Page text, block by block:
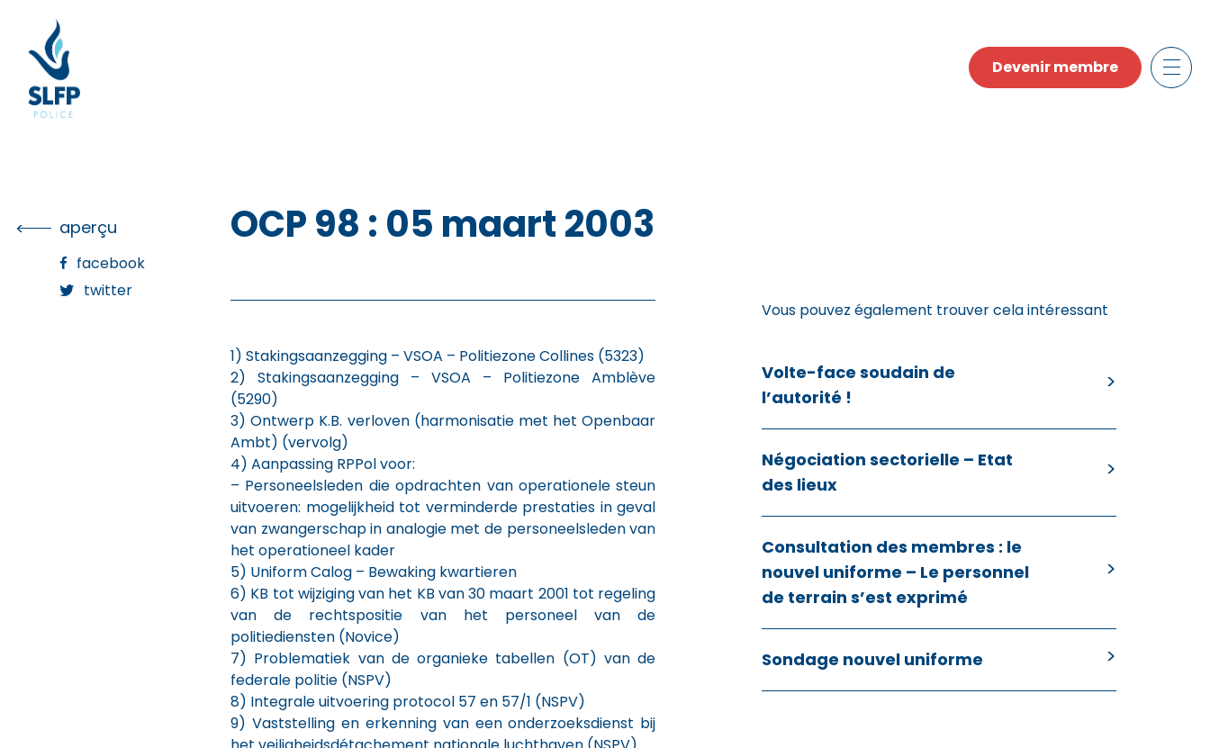
content
Devenir membre
aperçu
facebook
twitter
OCP 98 : 05 maart 2003
1) Stakingsaanzegging – VSOA – Politiezone Collines (5323)
2) Stakingsaanzegging – VSOA – Politiezone Amblève
(5290)
3) Ontwerp K.B. verloven (harmonisatie met het Openbaar
Ambt) (vervolg)
4) Aanpassing RPPol voor:
– Personeelsleden die opdrachten van operationele steun
uitvoeren: mogelijkheid tot verminderde prestaties in geval
van zwangerschap in analogie met de personeelsleden van
het operationeel kader
5) Uniform Calog – Bewaking kwartieren
6) KB tot wijziging van het KB van 30 maart 2001 tot regeling
van de rechtspositie van het personeel van de
politiediensten (Novice)
7) Problematiek van de organieke tabellen (OT) van de
federale politie (NSPV)
8) Integrale uitvoering protocol 57 en 57/1 (NSPV)
9) Vaststelling en erkenning van een onderzoeksdienst bij
Vous pouvez également trouver cela intéressant
Volte-face soudain de
l’autorité !
Négociation sectorielle – Etat
des lieux
Consultation des membres : le
nouvel uniforme – Le personnel
de terrain s’est exprimé
Sondage nouvel uniforme